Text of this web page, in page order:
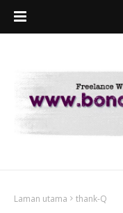
Laman utama thank-Q